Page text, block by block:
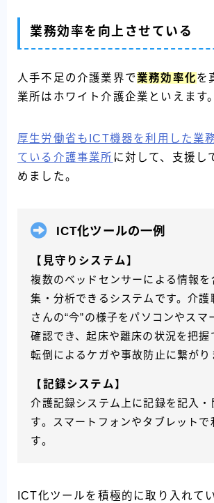
業務効率を向上させている
人手不足の介護業界で業務効率化を
業所はホワイト介護企業といえます。
厚生労働省もICT機器を利用した業
ている介護事業所 に対して、支援し
めました。
ICT化ツールの一例
【見守りシステム】
複数のベッドセンサーによる情報を
集・分析できるシステムです。介護
さんの“今”の様子をパソコンやスマ
確認でき、起床や離床の状況を把握
転倒によるケガや事故防止に繋がり
【記録システム】
介護記録システム上に記録を記入・
す。スマートフォンやタブレットで
す。
ICT化ツールを積極的に取り入れて